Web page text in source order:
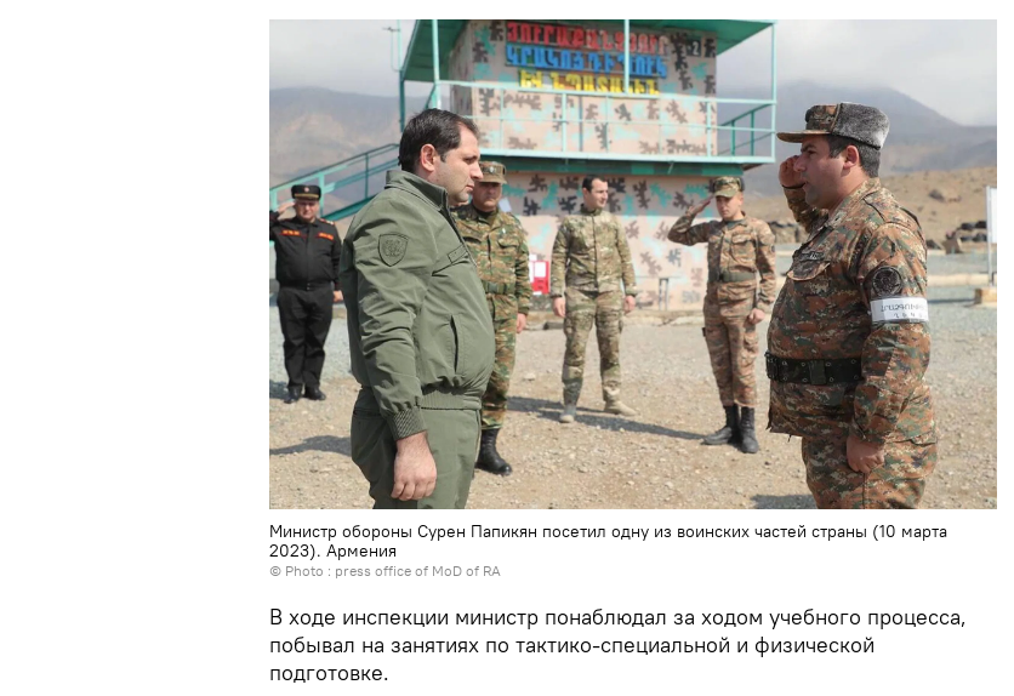
Министр обороны Сурен Папикян посетил одну из воинских частей страны (10 марта
2023). Армения
© Photo : press office of MoD of RA
В ходе инспекции министр понаблюдал за ходом учебного процесса,
побывал на занятиях по тактико-специальной и физической
подготовке.